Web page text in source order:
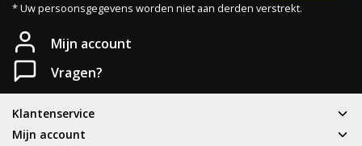
* Uw persoonsgegevens worden niet aan derden verstrekt.
Mijn account
Vragen?
Klantenservice
Mijn account